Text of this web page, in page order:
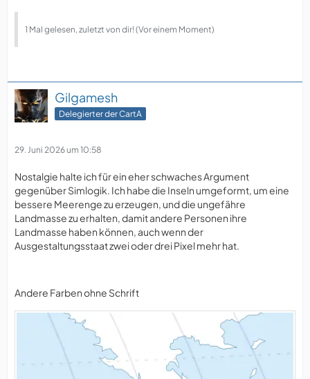
1 Mal gelesen, zuletzt von dir! (Vor einem Moment)
Gilgamesh
Delegierter der CartA
29. Juni 2026 um 10:58
Nostalgie halte ich für ein eher schwaches Argument
gegenüber Simlogik. Ich habe die Inseln umgeformt, um eine
bessere Meerenge zu erzeugen, und die ungefähre
Landmasse zu erhalten, damit andere Personen ihre
Landmasse haben können, auch wenn der
Ausgestaltungsstaat zwei oder drei Pixel mehr hat.
Andere Farben ohne Schrift